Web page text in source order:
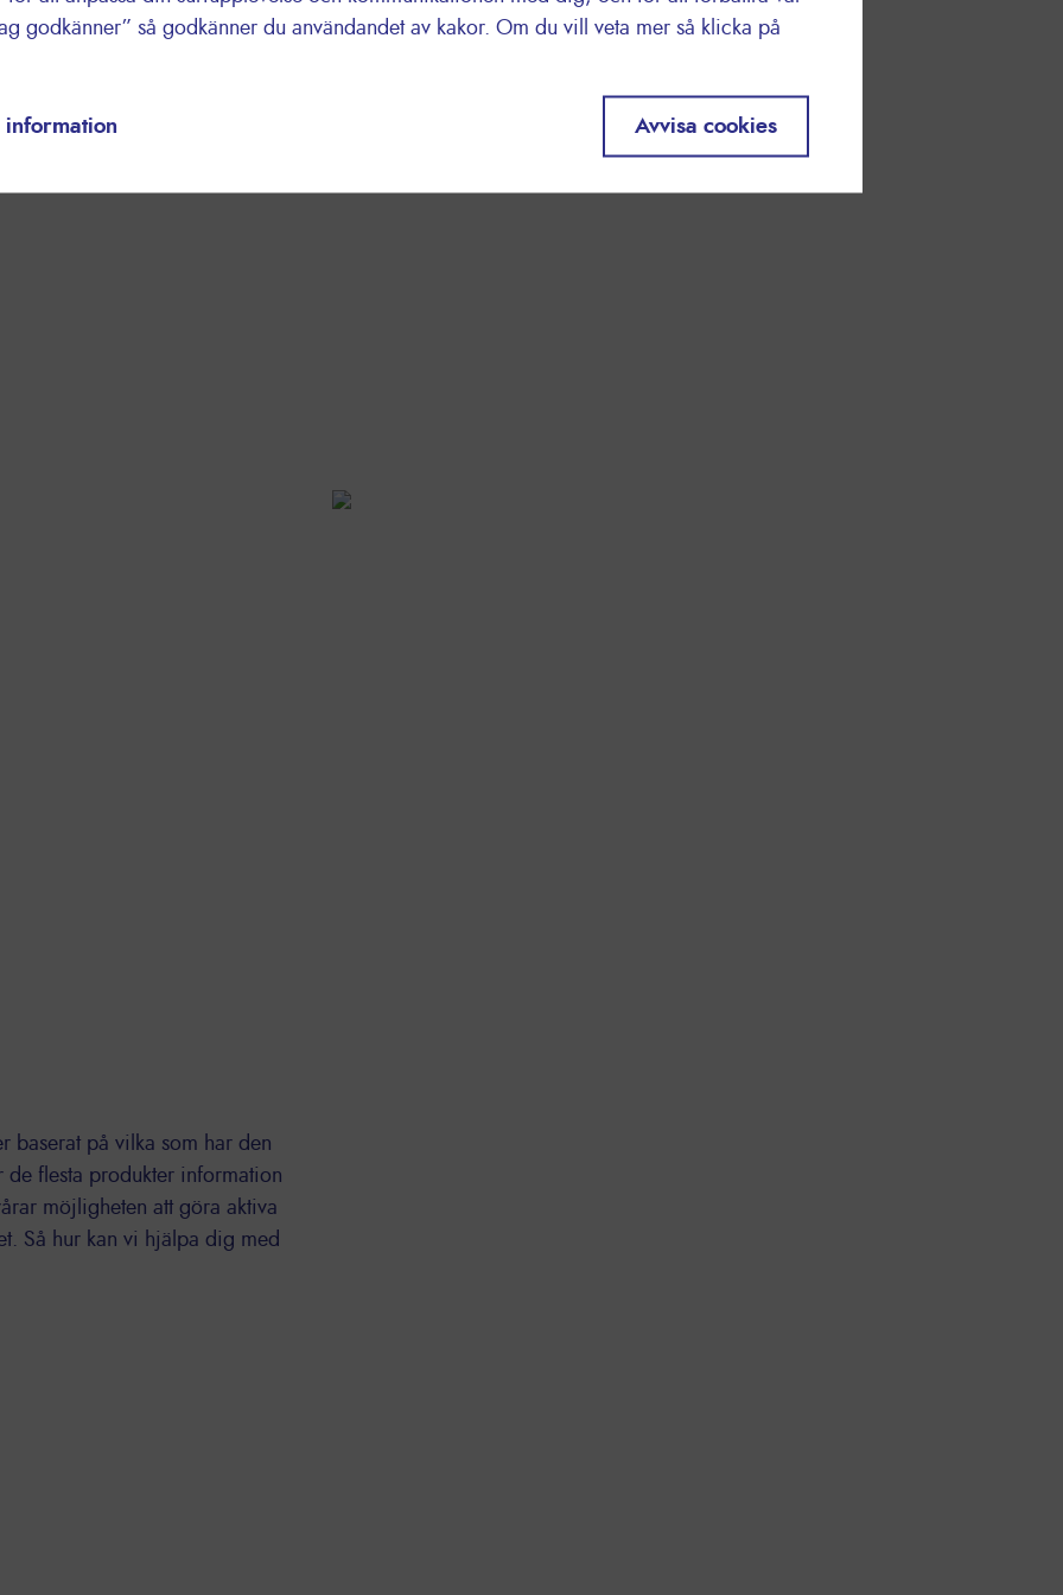
godkänner” så godkänner du användandet av kakor. Om du vill veta mer så klicka på
information Avvisa cookies
TRANSPORT
baserat på vilka som har den
de flesta produkter information
möjligheten att göra aktiva
Så hur kan vi hjälpa dig med